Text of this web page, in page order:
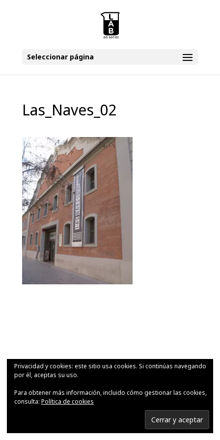
Seleccionar página
Las_Naves_02
Privacidad y cookies: este sitio usa cookies. Si continúas navegando
por él, aceptas su uso.
Para obtener más información, incluido cómo gestionar las cookies,
consulta: Política de cookies